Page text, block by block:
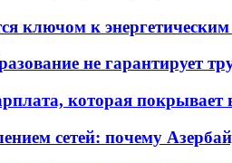
ключом к
не гарантирует
которая
сетей: почему